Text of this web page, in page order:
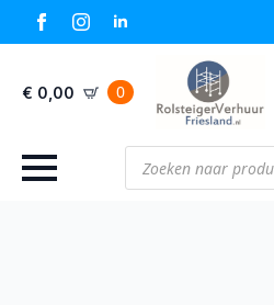
€ 0,00 0
Producten
zoeken